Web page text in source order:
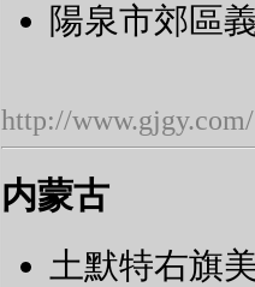
陽泉市郊區
http://www.gjgy.com/
内蒙古
土默特右旗